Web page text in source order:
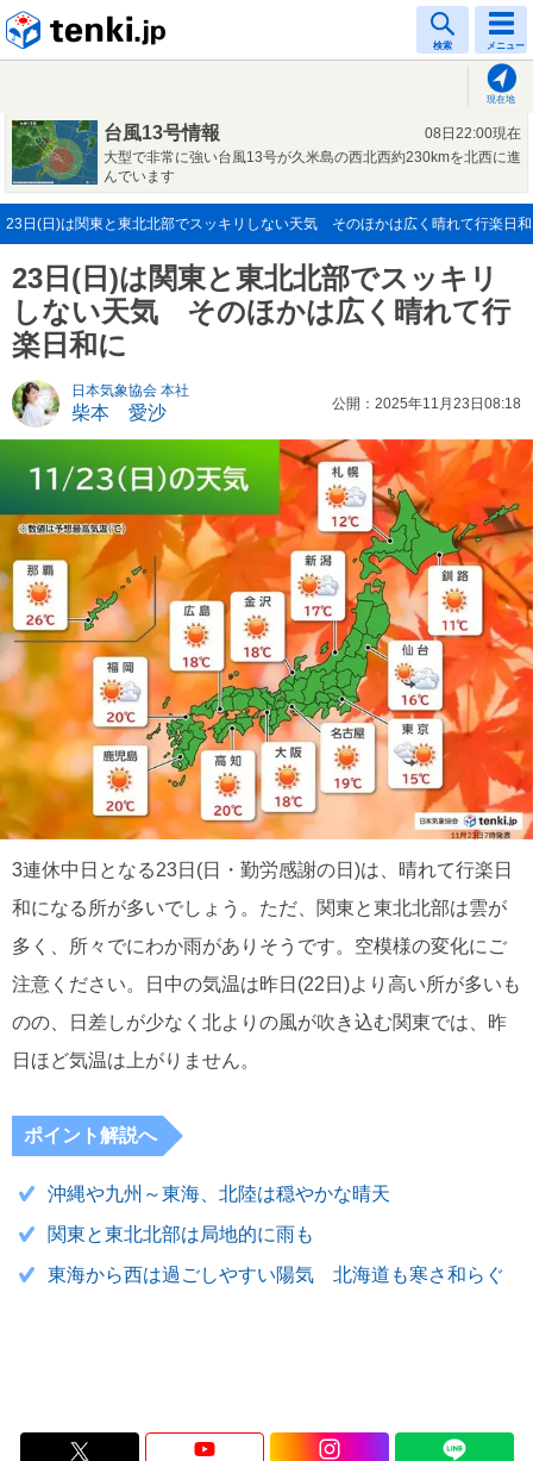
検索 メニュー
現在地
台風13号情報
08日22:00現在
大型で非常に強い台風13号が久米島の西北西約230kmを北西に進
んでいます
23日(日)は関東と東北北部でスッキリしない天気 そのほかは広く晴れて行楽日
23日(日)は関東と東北北部でスッキリ
しない天気 そのほかは広く晴れて行
楽日和に
日本気象協会 本社
柴本 愛沙 公開：2025年11月23日08:18
3連休中日となる23日(日・勤労感謝の日)は、晴れて行楽日
和になる所が多いでしょう。ただ、関東と東北北部は雲が
多く、所々でにわか雨がありそうです。空模様の変化にご
注意ください。日中の気温は昨日(22日)より高い所が多いも
のの、日差しが少なく北よりの風が吹き込む関東では、昨
日ほど気温は上がりません。
ポイント解説へ
沖縄や九州～東海、北陸は穏やかな晴天
関東と東北北部は局地的に雨も
東海から西は過ごしやすい陽気 北海道も寒さ和らぐ